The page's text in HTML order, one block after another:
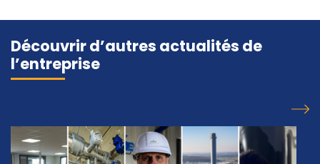
Découvrir d’autres actualités de
l’entreprise